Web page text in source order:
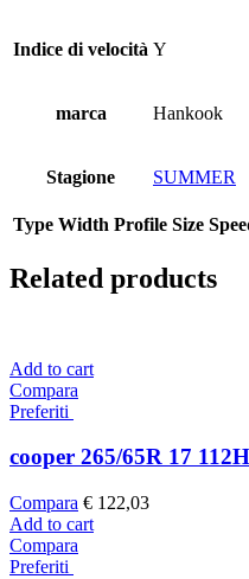
Indice di velocità Y
marca Hankook
Stagione SUMMER
Type Width Profile Size
Related products
Add to cart
Compara
Preferiti
cooper 265/65R 17
Compara € 122,03
Add to cart
Compara
Preferiti